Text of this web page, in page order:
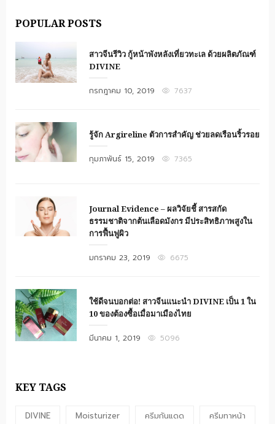
POPULAR POSTS
สาวจีนรีวิว กู้หน้าพังหลังเที่ยวทะเล ด้วยผลิตภัณฑ์
DIVINE
Posted
กรกฎาคม 10, 2019 7637
รู้จัก Argireline ตัวการสำคัญ ช่วยลดเรือนริ้วรอย
Posted
กุมภาพันธ์ 15, 2019 7365
Journal Evidence – ผลวิจัยชี้ สารสกัด
ธรรมชาติจากต้นเลือดมังกร มีประสิทธิภาพสูงใน
การฟื้นฟูผิว
Posted
มกราคม 23, 2019 6675
ใช้ดีจนบอกต่อ! สาวจีนแนะนำ DIVINE เป็น 1 ใน
10 ของต้องซื้อเมื่อมาเมืองไทย
Posted
มีนาคม 1, 2019 5096
KEY TAGS
DIVINE Moisturizer ครีมกันแดด ครีมทาหน้า